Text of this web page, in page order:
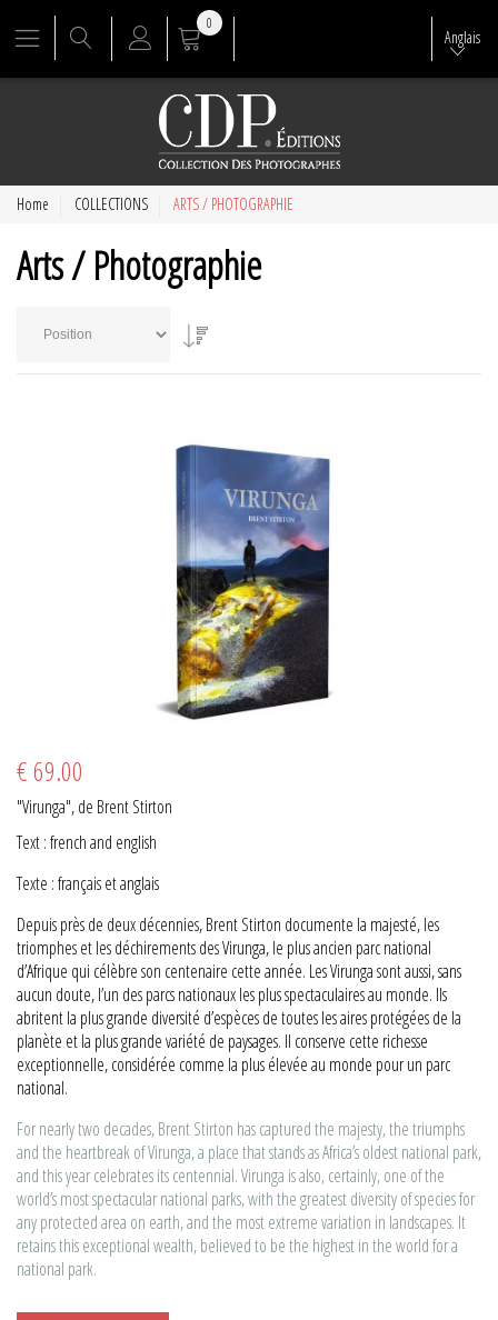
Anglais
0
Home COLLECTIONS ARTS / PHOTOGRAPHIE
Arts / Photographie
€ 69.00
"Virunga", de Brent Stirton
Text : french and english
Texte : français et anglais
Depuis près de deux décennies, Brent Stirton documente la majesté, les
triomphes et les déchirements des Virunga, le plus ancien parc national
d’Afrique qui célèbre son centenaire cette année. Les Virunga sont aussi, sans
aucun doute, l’un des parcs nationaux les plus spectaculaires au monde. Ils
abritent la plus grande diversité d’espèces de toutes les aires protégées de la
planète et la plus grande variété de paysages. Il conserve cette richesse
exceptionnelle, considérée comme la plus élevée au monde pour un parc
national.
For nearly two decades, Brent Stirton has captured the majesty, the triumphs
and the heartbreak of Virunga, a place that stands as Africa’s oldest national park,
and this year celebrates its centennial. Virunga is also, certainly, one of the
world’s most spectacular national parks, with the greatest diversity of species for
any protected area on earth, and the most extreme variation in landscapes. It
retains this exceptional wealth, believed to be the highest in the world for a
national park.